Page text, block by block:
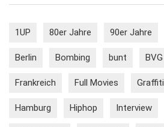
1UP 80er Jahre 90er Jahre
Berlin Bombing bunt BVG
Frankreich Full Movies Graffiti
Hamburg Hiphop Interview